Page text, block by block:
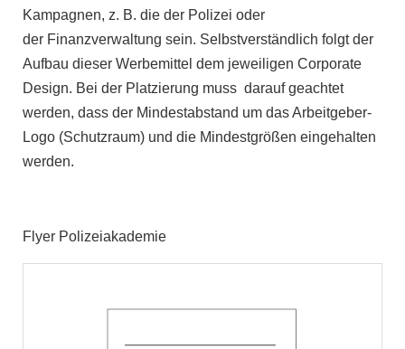
Kampagnen, z. B. die der Polizei oder
der Finanzverwaltung sein. Selbstverständlich folgt der
Aufbau dieser Werbemittel dem jeweiligen Corporate
Design. Bei der Platzierung muss darauf geachtet
werden, dass der Mindestabstand um das Arbeitgeber-
Logo (Schutzraum) und die Mindestgrößen eingehalten
werden.
Flyer Polizeiakademie